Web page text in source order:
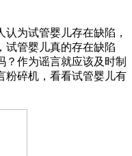
为试管婴儿存在缺陷，
试管婴儿真的存在缺陷
作为谣言就应该及时制
粉碎机，看看试管婴儿有